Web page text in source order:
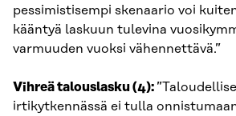
pessimistisempi skenaario voi
kääntyä laskuun tulevina
varmuuden vuoksi vähennettävä.”
Vihreä talouslasku (4):
irtikytkennässä ei tulla